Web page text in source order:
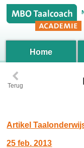
Home
‹
Terug
Artikel
25 feb. 2013